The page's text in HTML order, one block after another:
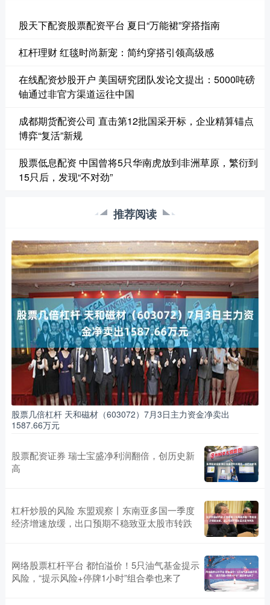
股天下配资股票配资平台 夏日“万能裙”穿搭指南
杠杆理财 红毯时尚新宠：简约穿搭引领高级感
在线配资炒股开户 美国研究团队发论文提出：5000吨磅
铀通过非官方渠道运往中国
成都期货配资公司 直击第12批国采开标，企业精算锚点
博弈“复活”新规
股票低息配资 中国曾将5只华南虎放到非洲草原，繁衍到
15只后，发现“不对劲”
推荐阅读
股票几倍杠杆 天和磁材（603072）7月3日主力资金净卖出
1587.66万元
股票配资证券 瑞士宝盛净利润翻倍，创历史新
高
杠杆炒股的风险 东盟观察丨东南亚多国一季度
经济增速放缓，出口预期不稳致亚太股市转跌
网络股票杠杆平台 都怕溢价！5只油气基金提示
风险，“提示风险+停牌1小时”组合拳也来了